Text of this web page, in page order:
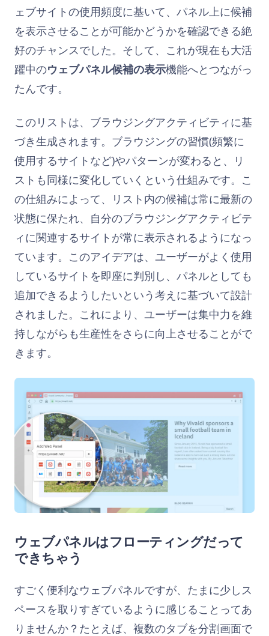
ェブサイトの使用頻度に基いて、パネル上に候補
を表示させることが可能かどうかを確認できる絶
好のチャンスでした。そして、これが現在も大活
躍中のウェブパネル候補の表示機能へとつながっ
たんです。
このリストは、ブラウジングアクティビティに基
づき生成されます。ブラウジングの習慣(頻繁に
使用するサイトなど)やパターンが変わると、リ
ストも同様に変化していくという仕組みです。こ
の仕組みによって、リスト内の候補は常に最新の
状態に保たれ、自分のブラウジングアクティビテ
ィに関連するサイトが常に表示されるようになっ
ています。このアイデアは、ユーザーがよく使用
しているサイトを即座に判別し、パネルとしても
追加できるようしたいという考えに基づいて設計
されました。これにより、ユーザーは集中力を維
持しながらも生産性をさらに向上させることがで
きます。
ウェブパネルはフローティングだって
できちゃう
すごく便利なウェブパネルですが、たまに少しス
ペースを取りすぎているように感じることってあ
りませんか？たとえば、複数のタブを分割画面で